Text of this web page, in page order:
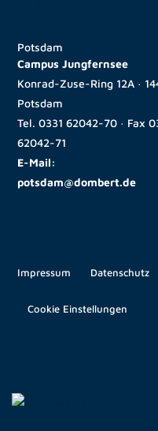
Potsdam
Campus Jungfernsee
Konrad-Zuse-Ring 12A ·
Potsdam
Tel.0331 62042-70 · Fax
62042-71
E-Mail:
potsdam@dombert.de
Impressum Datenschutz
Cookie Einstellungen